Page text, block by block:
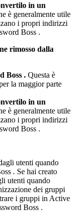
in un
è generalmente utile
i propri indirizzi
Boss .
rimosso dalla
Boss . Questa è
la maggior parte
in un
è generalmente utile
i propri indirizzi
Boss .
utenti quando
. Se hai creato
utenti quando
dei gruppi
i gruppi in Active
Boss .